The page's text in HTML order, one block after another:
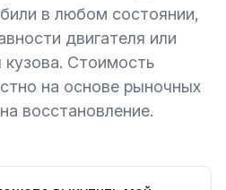
в любом состоянии,
двигателя или
Стоимость
на основе рыночных
восстановление.